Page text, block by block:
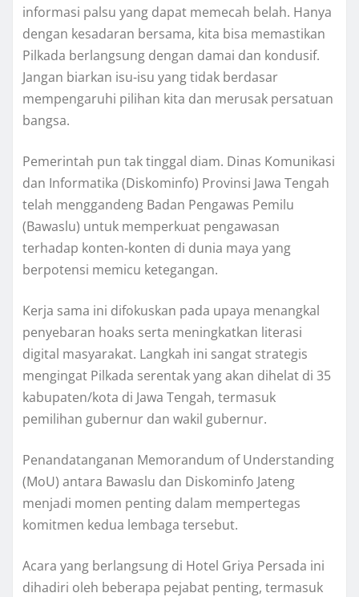
informasi palsu yang dapat memecah belah. Hanya
dengan kesadaran bersama, kita bisa memastikan
Pilkada berlangsung dengan damai dan kondusif.
Jangan biarkan isu-isu yang tidak berdasar
mempengaruhi pilihan kita dan merusak persatuan
bangsa.
Pemerintah pun tak tinggal diam. Dinas Komunikasi
dan Informatika (Diskominfo) Provinsi Jawa Tengah
telah menggandeng Badan Pengawas Pemilu
(Bawaslu) untuk memperkuat pengawasan
terhadap konten-konten di dunia maya yang
berpotensi memicu ketegangan.
Kerja sama ini difokuskan pada upaya menangkal
penyebaran hoaks serta meningkatkan literasi
digital masyarakat. Langkah ini sangat strategis
mengingat Pilkada serentak yang akan dihelat di 35
kabupaten/kota di Jawa Tengah, termasuk
pemilihan gubernur dan wakil gubernur.
Penandatanganan Memorandum of Understanding
(MoU) antara Bawaslu dan Diskominfo Jateng
menjadi momen penting dalam mempertegas
komitmen kedua lembaga tersebut.
Acara yang berlangsung di Hotel Griya Persada ini
dihadiri oleh beberapa pejabat penting, termasuk